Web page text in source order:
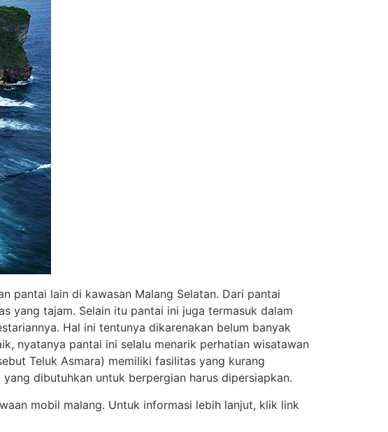
pantai lain di kawasan Malang Selatan. Dari pantai
yang tajam. Selain itu pantai ini juga termasuk dalam
Hal ini tentunya dikarenakan belum banyak
nyatanya pantai ini selalu menarik perhatian wisatawan
Teluk Asmara) memiliki fasilitas yang kurang
dibutuhkan untuk berpergian harus dipersiapkan.
mobil malang. Untuk informasi lebih lanjut, klik link